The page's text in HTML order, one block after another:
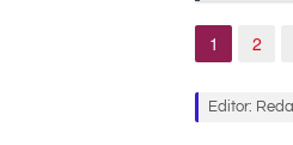
1 2
Editor: